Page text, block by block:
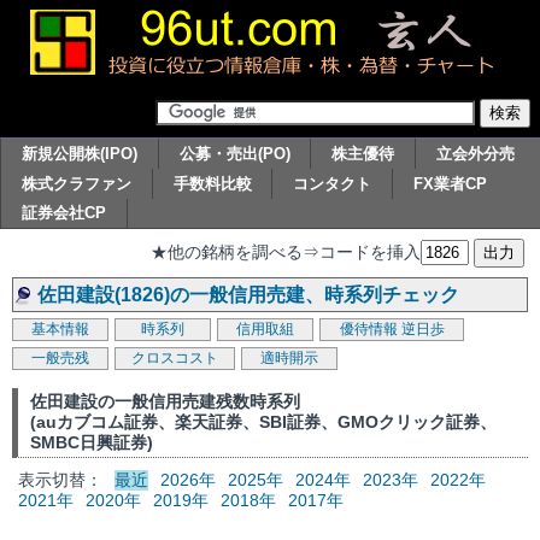
新規公開株(IPO) 公募・売出(PO) 株主優待
立会外分売
株式クラファン
手数料比較 コンタクト
FX業者CP
証券会社CP
★他の銘柄を調べる⇒コードを挿入
佐田建設(1826)の一般信用売建、時系列チェック
基本情報 時系列 信用取組 優待情報 逆日歩
一般売残
クロスコスト 適時開示
佐田建設の一般信用売建残数時系列
(auカブコム証券、楽天証券、SBI証券、GMOクリック証券、
SMBC日興証券)
表示切替：
最近 2026年 2025年 2024年 2023年
2022年
2021年
2020年 2019年 2018年 2017年